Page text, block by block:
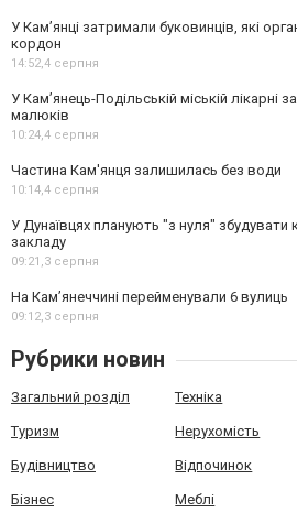
У Кам’янці затримали буковинців, які
кордон
14:52,4 серпня
У Кам’янець-Подільській міській лікарні
малюків
10:24,4 серпня
Частина Кам'янця залишилась без води
10:14,4 серпня
У Дунаївцях планують "з нуля" збудувати
закладу
09:21,3 серпня
На Камʼянеччині перейменували 6 вулиць
09:12,3 серпня
Рубрики новин
Загальний розділ Техніка
Туризм Нерухомість
Будівництво Відпочинок
Бізнес Меблі